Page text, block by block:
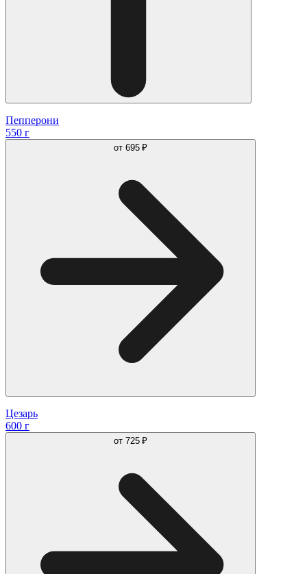
Пепперони
550 г
от 695 ₽
Цезарь
600 г
от 725 ₽